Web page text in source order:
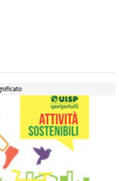
traccia il bilancio della stagione